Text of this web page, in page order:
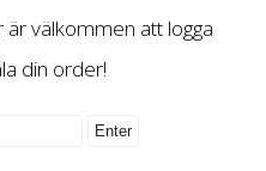
välkommen att logga
din order!